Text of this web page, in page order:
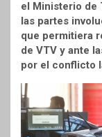
el Ministerio de
las partes
que permitiera
de VTV y ante
por el conflicto